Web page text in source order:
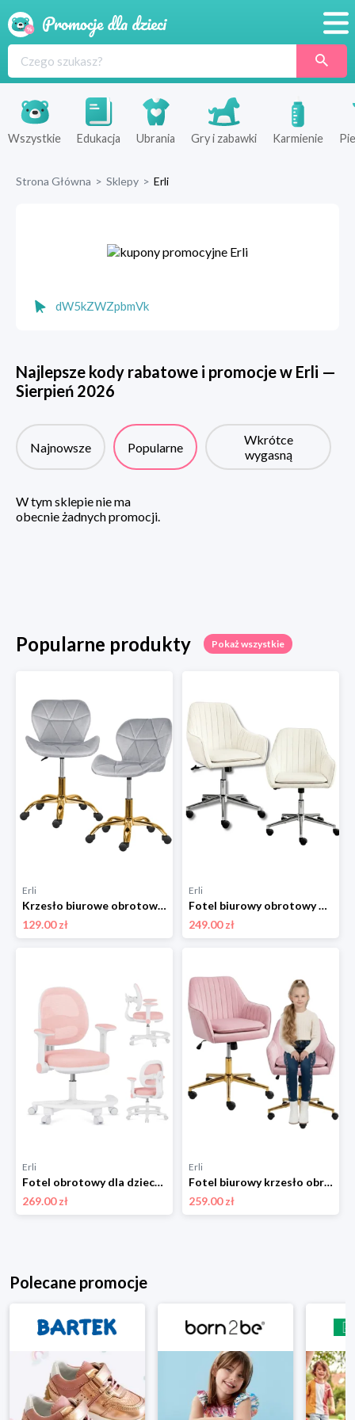
Produkty
Sklepy
Wszystkie Edukacja Ubrania Gry i zabawki Karmienie
Strona Główna > Sklepy > Erli
dW5kZWZpbmVk
Najlepsze kody rabatowe i promocje w Erli —
Sierpień 2026
Najnowsze Popularne
Wkrótce
wygasną
W tym sklepie nie ma
obecnie żadnych promocji.
Popularne produkty Pokaż wszystkie
Erli
Krzesło biurowe obrotowe szare złota noga dla dzieci
129.00 zł
Erli
Fotel biurowy obrotowy beżowy welur dla dziecka
249.00 zł
Erli
Fotel obrotowy dla dziecka młodzieży MARK ADLER biurowy różowy regulowany
269.00 zł
Erli
Fotel biurowy krzesło obrotowe dla dziecka różowe złota noga
259.00 zł
Polecane promocje